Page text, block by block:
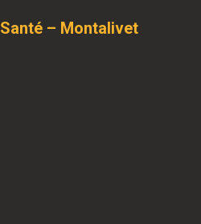
– Montalivet